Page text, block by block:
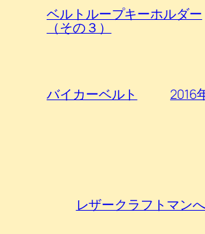
ベルトループキーホルダー
（その３）
バイカーベルト 2016
レザークラフトマン